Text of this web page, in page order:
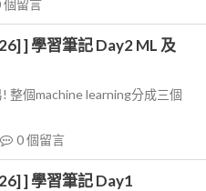
個留言
] 學習筆記 Day2 ML 及
整個machine learning分成三個
0個留言
] 學習筆記 Day1